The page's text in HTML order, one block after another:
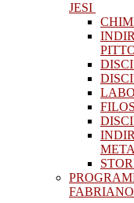
JESI
FABRIANO